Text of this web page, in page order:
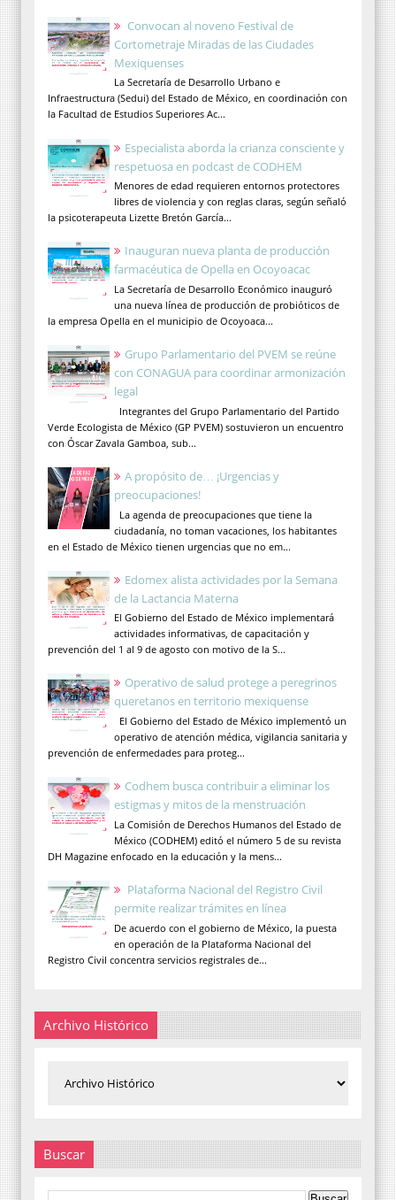
Convocan al noveno Festival de
Cortometraje Miradas de las Ciudades
Mexiquenses
La Secretaría de Desarrollo Urbano e
Infraestructura (Sedui) del Estado de México, en coordinación con
la Facultad de Estudios Superiores Ac...
Especialista aborda la crianza consciente y
respetuosa en podcast de CODHEM
Menores de edad requieren entornos protectores
libres de violencia y con reglas claras, según señaló
la psicoterapeuta Lizette Bretón García...
Inauguran nueva planta de producción
farmacéutica de Opella en Ocoyoacac
La Secretaría de Desarrollo Económico inauguró
una nueva línea de producción de probióticos de
la empresa Opella en el municipio de Ocoyoaca...
Grupo Parlamentario del PVEM se reúne
con CONAGUA para coordinar armonización
legal
Integrantes del Grupo Parlamentario del Partido
Verde Ecologista de México (GP PVEM) sostuvieron un encuentro
con Óscar Zavala Gamboa, sub...
A propósito de… ¡Urgencias y
preocupaciones!
La agenda de preocupaciones que tiene la
ciudadanía, no toman vacaciones, los habitantes
en el Estado de México tienen urgencias que no em...
Edomex alista actividades por la Semana
de la Lactancia Materna
El Gobierno del Estado de México implementará
actividades informativas, de capacitación y
prevención del 1 al 9 de agosto con motivo de la S...
Operativo de salud protege a peregrinos
queretanos en territorio mexiquense
El Gobierno del Estado de México implementó un
operativo de atención médica, vigilancia sanitaria y
prevención de enfermedades para proteg...
Codhem busca contribuir a eliminar los
estigmas y mitos de la menstruación
La Comisión de Derechos Humanos del Estado de
México (CODHEM) editó el número 5 de su revista
DH Magazine enfocado en la educación y la mens...
Plataforma Nacional del Registro Civil
permite realizar trámites en línea
De acuerdo con el gobierno de México, la puesta
en operación de la Plataforma Nacional del
Registro Civil concentra servicios registrales de...
Archivo Histórico
Buscar